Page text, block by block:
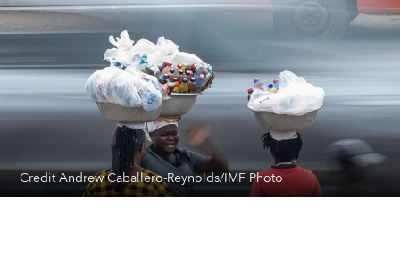
Credit Andrew Caballero-Reynolds/IMF Photo